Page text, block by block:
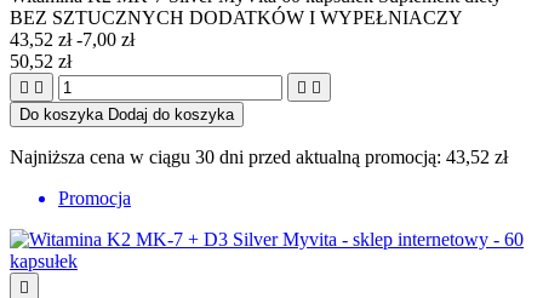
BEZ SZTUCZNYCH DODATKÓW I WYPEŁNIACZY
43,52 zł-7,00 zł
50,52 zł
   
Do koszyka Dodaj do koszyka
Najniższa cena w ciągu 30 dni przed aktualną promocją: 43,52 zł
Promocja
